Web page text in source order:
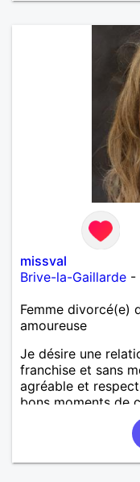
missval
Brive-la-Gaillarde -
Femme divorcé(e)
amoureuse
Je désire une
franchise et sans
agréable et
bons moments de
voulant aller dans